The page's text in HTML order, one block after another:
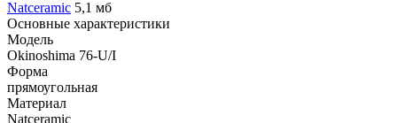
Natceramic 5,1 мб
Основные характеристики
Модель
Okinoshima 76-U/I
Форма
прямоугольная
Материал
Natceramic